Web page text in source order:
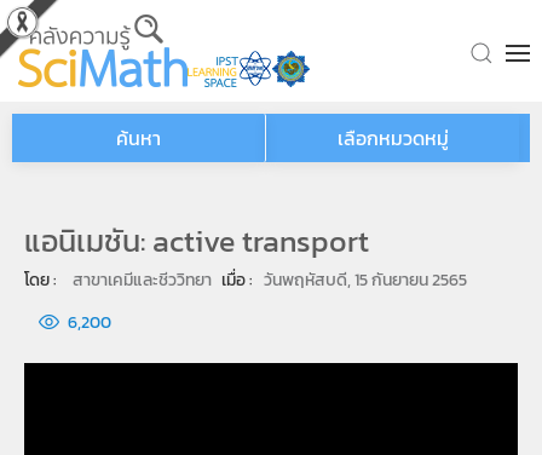
Skip to main content
ค้นหา เลือกหมวดหมู่
แอนิเมชัน: active transport
โดย : สาขาเคมีและชีววิทยา เมื่อ : วันพฤหัสบดี, 15 กันยายน 2565
6,200